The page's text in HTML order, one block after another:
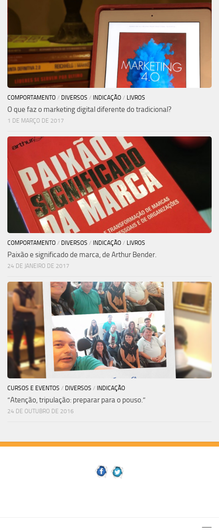
COMPORTAMENTO / DIVERSOS / INDICAÇÃO / LIVROS
O que faz o marketing digital diferente do tradicional?
1 DE MARÇO DE 2017
COMPORTAMENTO / DIVERSOS / INDICAÇÃO / LIVROS
Paixão e significado de marca, de Arthur Bender.
24 DE JANEIRO DE 2017
CURSOS E EVENTOS / DIVERSOS / INDICAÇÃO
“Atenção, tripulação: preparar para o pouso.”
24 DE OUTUBRO DE 2016